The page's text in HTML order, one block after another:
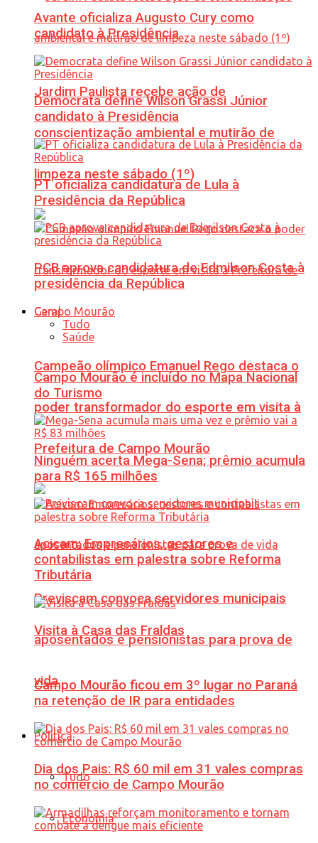
Jardim Paulista recebe ação de
conscientização ambiental e mutirão de
limpeza neste sábado (1º)
Campeão olímpico Emanuel Rego destaca o
poder transformador do esporte em visita à
Prefeitura de Campo Mourão
Previscam convoca servidores municipais
aposentados e pensionistas para prova de
vida
Política
Tudo
Economia
Avante oficializa Augusto Cury como
candidato à Presidência
Democrata define Wilson Grassi Júnior
candidato à Presidência
PT oficializa candidatura de Lula à
Presidência da República
PCB aprova candidatura de Edmilson Costa à
presidência da República
Geral
Tudo
Saúde
Campo Mourão é incluído no Mapa Nacional
do Turismo
Ninguém acerta Mega-Sena; prêmio acumula
para R$ 165 milhões
Acicam: Empresários, gestores e
contabilistas em palestra sobre Reforma
Tributária
Visita à Casa das Fraldas
Campo Mourão ficou em 3º lugar no Paraná
na retenção de IR para entidades
Dia dos Pais: R$ 60 mil em 31 vales compras
no comércio de Campo Mourão